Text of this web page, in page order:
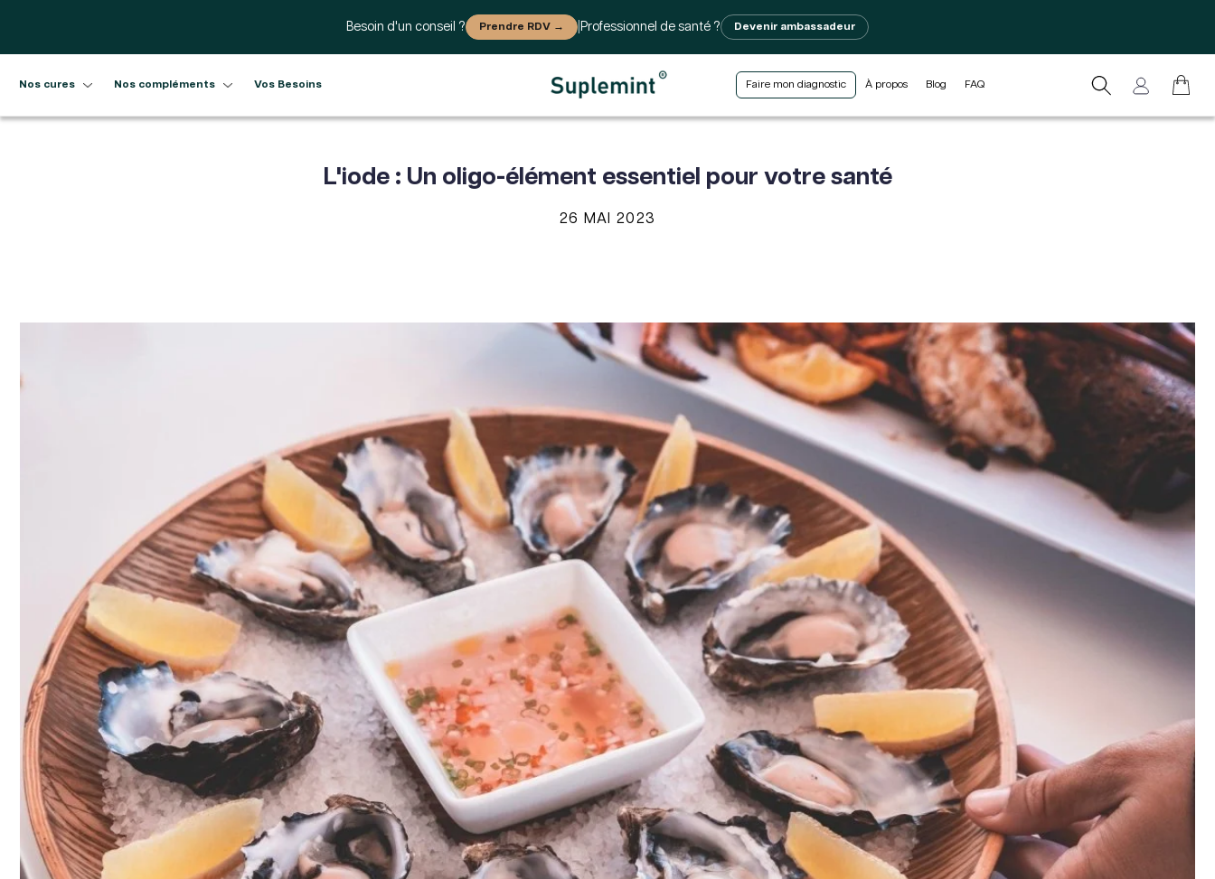
Besoin d'un conseil ? Prendre RDV → Professionnel de santé ? Devenir ambassadeur
Nos cures Nos compléments Vos Besoins Faire mon diagnostic À propos Blog FAQ Connexion Panier
L'iode : Un oligo-élément essentiel pour votre santé
26 MAI 2023